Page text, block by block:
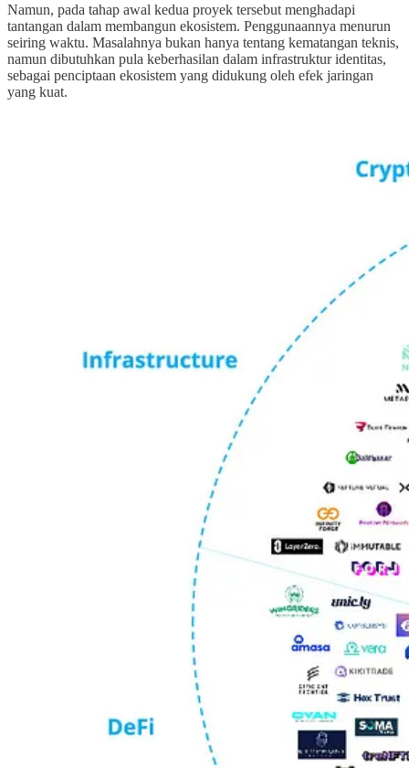
Namun, pada tahap awal kedua proyek tersebut menghadapi
tantangan dalam membangun ekosistem. Penggunaannya menurun
seiring waktu. Masalahnya bukan hanya tentang kematangan teknis,
namun dibutuhkan pula keberhasilan dalam infrastruktur identitas,
sebagai penciptaan ekosistem yang didukung oleh efek jaringan
yang kuat.